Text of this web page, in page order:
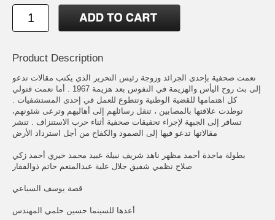
Product Description
نعمت صحفية بإحدى الجرائد وزوجة رئيس التحرير الذي يكتب مقالات تدعو
إلى بث روح اليأس والهزيمة في النفوس بعد هزيمة 1967 . أما نعمت فتولي
كل اهتمامها للقضية الوطنية وتتطوع للعمل في إحدى المستشفيات .
توطدت علاقتها بالمصابين ، تنقل رسائلهم إلى أهاليهم وترعى شئونهم،
تسافر إلى الجبهة لإجراء تحقيقات صحفية أثناء حرب الاستنزاف . تنشر
مقالاتها تدعو فيها إلى الصمود والكفاح من أجل استرداد الأرض
بطولة ماجدة أحمد مظهر ناهد شريف نبيلة عبيد محمد خيري أحمد زكي
صلاح نظمي شفيق جلال علية عبدالمنعم حاتم ذوالفقار
قصة يوسف السباعي
أعدها للسينما حسين حلمي المهندس